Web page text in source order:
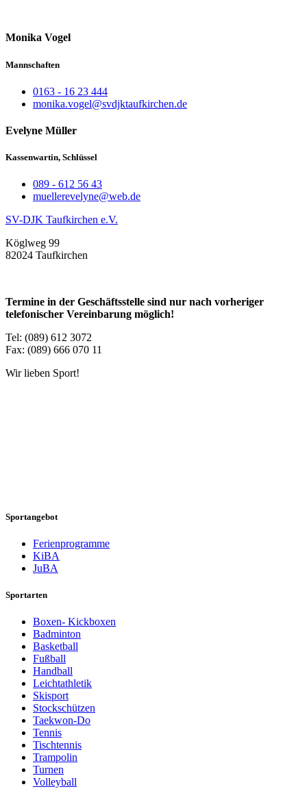
Monika Vogel
Mannschaften
0163 - 16 23 444
monika.vogel@svdjktaufkirchen.de
Evelyne Müller
Kassenwartin, Schlüssel
089 - 612 56 43
muellerevelyne@web.de
SV-DJK Taufkirchen e.V.
Köglweg 99
82024 Taufkirchen
Termine in der Geschäftsstelle sind nur nach vorheriger
telefonischer Vereinbarung möglich!
Tel: (089) 612 3072
Fax: (089) 666 070 11
Wir lieben Sport!
Sportangebot
Ferienprogramme
KiBA
JuBA
Sportarten
Boxen- Kickboxen
Badminton
Basketball
Fußball
Handball
Leichtathletik
Skisport
Stockschützen
Taekwon-Do
Tennis
Tischtennis
Trampolin
Turnen
Volleyball